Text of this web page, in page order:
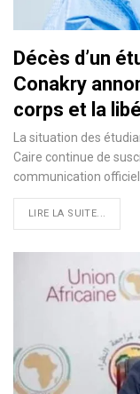
Décès d’un
Conakry
corps et la
La situation des
Caire continue de
communication
LIRE LA SUITE...